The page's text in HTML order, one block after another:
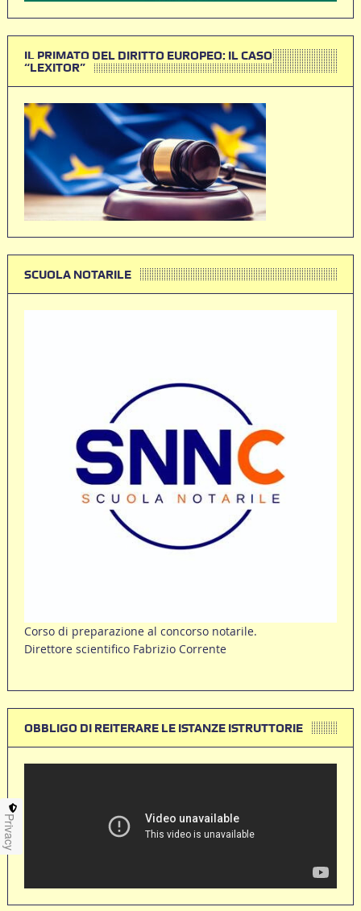
IL PRIMATO DEL DIRITTO EUROPEO: IL CASO
“LEXITOR”
SCUOLA NOTARILE
Corso di preparazione al concorso notarile.
Direttore scientifico Fabrizio Corrente
OBBLIGO DI REITERARE LE ISTANZE ISTRUTTORIE
Privacy